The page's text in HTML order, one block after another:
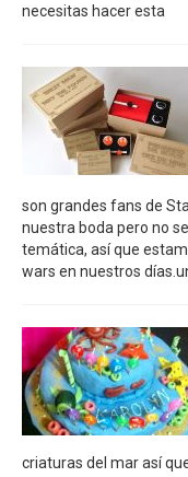
necesitas hacer esta
son grandes fans de
nuestra boda pero no
temática, así que
wars en nuestros
criaturas del mar así